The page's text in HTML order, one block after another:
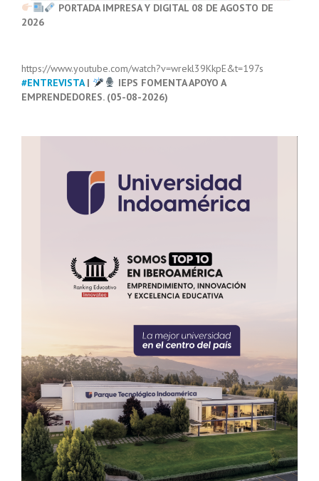
PORTADA IMPRESA Y DIGITAL 08 DE AGOSTO DE
2026
https://www.youtube.com/watch?v=wrekl39KkpE&t=197s
#ENTREVISTA|
IEPS FOMENTA APOYO A
EMPRENDEDORES. (05-08-2026)